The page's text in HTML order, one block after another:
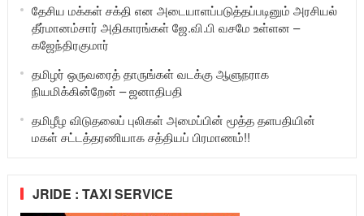
தேசிய மக்கள் சக்தி என அடையாளப்படுத்தப்படினும் அரசியல்
தீர்மானம்சார் அதிகாரங்கள் ஜே.வி.பி வசமே உள்ளன –
கஜேந்திரகுமார்
தமிழர் ஒருவரைத் தாருங்கள் வடக்கு ஆளுநராக
நியமிக்கின்றேன் – ஜனாதிபதி
தமிழீழ விடுதலைப் புலிகள் அமைப்பின் மூத்த தளபதியின்
மகள் சட்டத்தரணியாக சத்தியப் பிரமாணம்!!
JRIDE : TAXI SERVICE